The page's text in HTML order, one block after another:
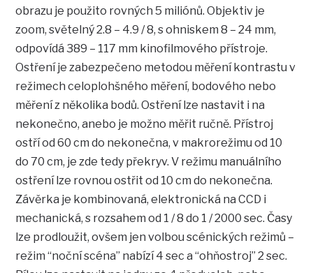
obrazu je použito rovných 5 miliónů. Objektiv je
zoom, světelný 2.8 – 4.9 / 8, s ohniskem 8 – 24 mm,
odpovídá 389 – 117 mm kinofilmového přístroje.
Ostření je zabezpečeno metodou měření kontrastu v
režimech celoplohšného měření, bodového nebo
měření z několika bodů. Ostření lze nastavit i na
nekonečno, anebo je možno měřit ručně. Přístroj
ostří od 60 cm do nekonečna, v makrorežimu od 10
do 70 cm, je zde tedy překryv. V režimu manuálního
ostření lze rovnou ostřit od 10 cm do nekonečna.
Závěrka je kombinovaná, elektronická na CCD i
mechanická, s rozsahem od 1 / 8 do 1 / 2000 sec. Časy
lze prodloužit, ovšem jen volbou scénických režimů –
režim “noční scéna” nabízí 4 sec a “ohňostroj” 2 sec.